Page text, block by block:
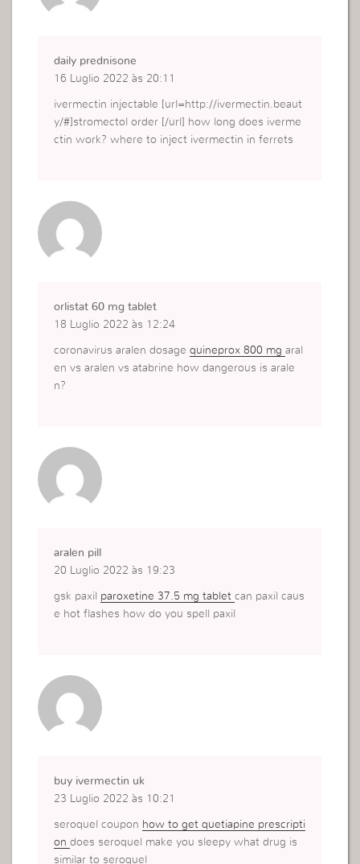
daily prednisone
16 Luglio 2022 às 20:11
ivermectin injectable [url=http://ivermectin.beaut
y/#]stromectol order [/url] how long does iverme
ctin work? where to inject ivermectin in ferrets
orlistat 60 mg tablet
18 Luglio 2022 às 12:24
coronavirus aralen dosagequineprox 800 mgaral
en vs aralen vs atabrine how dangerous is arale
n?
aralen pill
20 Luglio 2022 às 19:23
gsk paxil paroxetine 37.5 mg tabletcan paxil caus
e hot flashes how do you spell paxil
buy ivermectin uk
23 Luglio 2022 às 10:21
seroquel coupon how to get quetiapine prescripti
ondoes seroquel make you sleepy what drug is
similar to seroquel